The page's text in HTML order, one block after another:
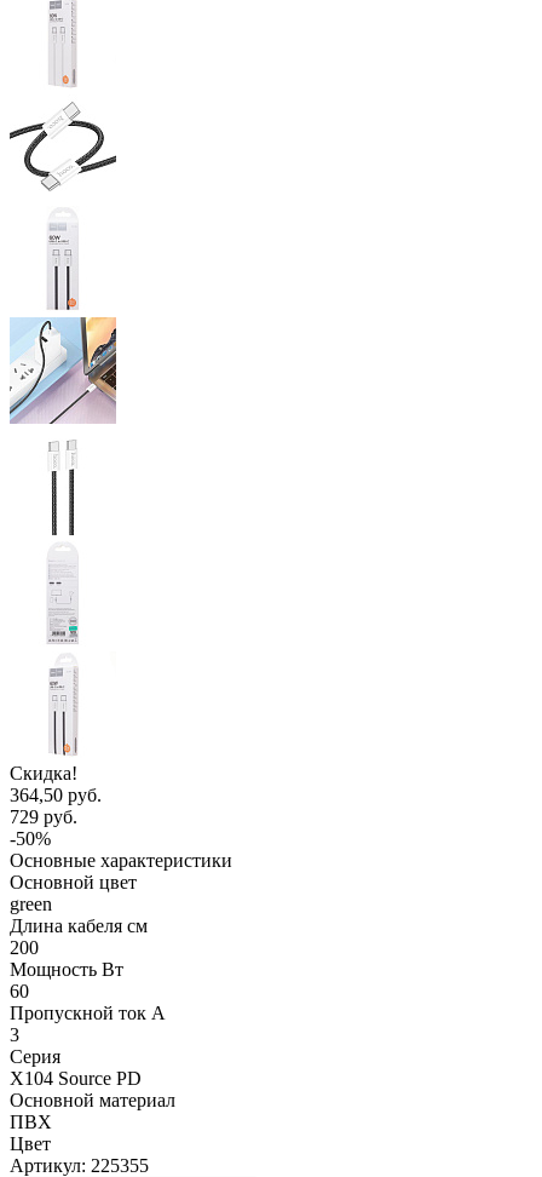
Скидка!
364,50 руб.
729 руб.
-50%
Основные характеристики
Основной цвет
green
Длина кабеля см
200
Мощность Вт
60
Пропускной ток А
3
Серия
X104 Source PD
Основной материал
ПВХ
Цвет
Артикул: 225355